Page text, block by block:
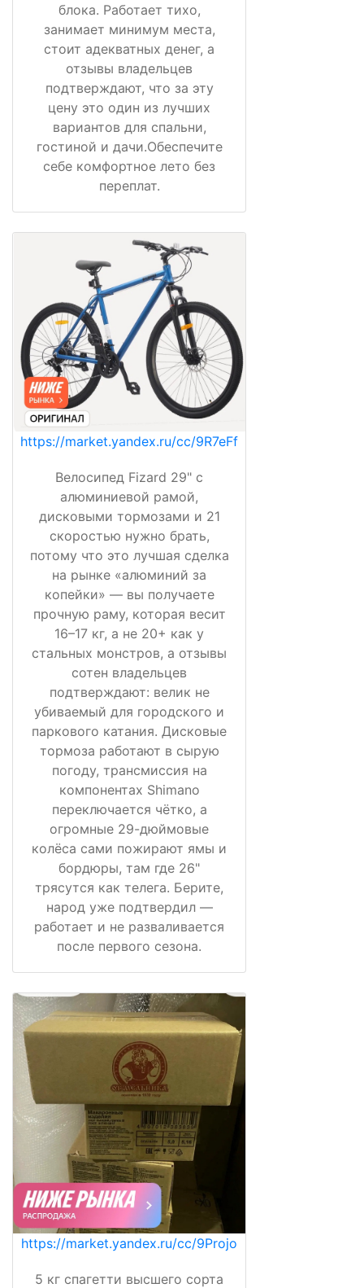
блока. Работает тихо,
занимает минимум места,
стоит адекватных денег, а
отзывы владельцев
подтверждают, что за эту
цену это один из лучших
вариантов для спальни,
гостиной и дачи.Обеспечите
себе комфортное лето без
переплат.
https://market.yandex.ru/cc/9R7eFf
Велосипед Fizard 29" с
алюминиевой рамой,
дисковыми тормозами и 21
скоростью нужно брать,
потому что это лучшая сделка
на рынке «алюминий за
копейки» — вы получаете
прочную раму, которая весит
16–17 кг, а не 20+ как у
стальных монстров, а отзывы
сотен владельцев
подтверждают: велик не
убиваемый для городского и
паркового катания. Дисковые
тормоза работают в сырую
погоду, трансмиссия на
компонентах Shimano
переключается чётко, а
огромные 29-дюймовые
колёса сами пожирают ямы и
бордюры, там где 26"
трясутся как телега. Берите,
народ уже подтвердил —
работает и не разваливается
после первого сезона.
https://market.yandex.ru/cc/9Projo
5 кг спагетти высшего сорта